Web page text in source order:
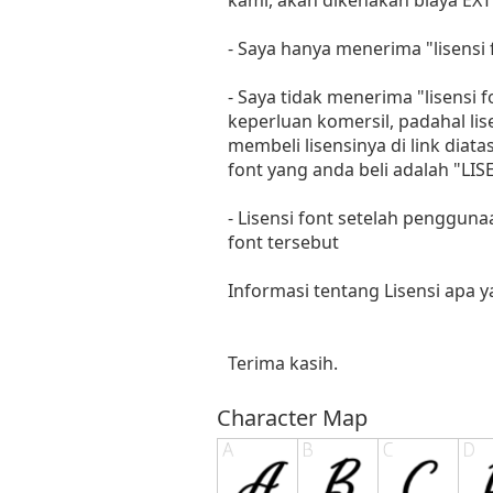
- Saya hanya menerima
- Saya tidak menerima "lisensi
keperluan komersil, padahal
membeli lisensinya di link
font yang anda beli adalah
- Lisensi font setelah
font tersebut
Informasi tentang Lisensi apa
Terima kasih.
Character Map